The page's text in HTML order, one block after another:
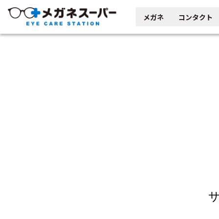
メガネ コンタクト